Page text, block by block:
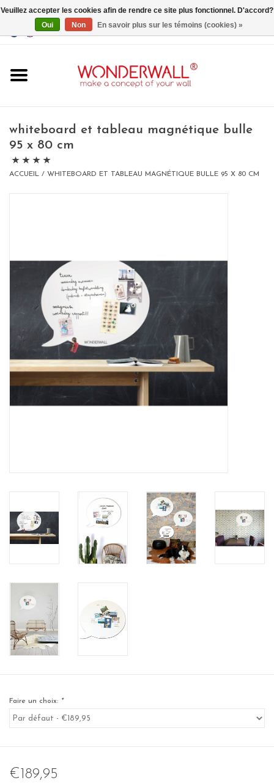
EUR/GBP
Un design personnalisé
Etagères Shelves
Rectangulaire, carrées, rondes
tableau magnétique
whiteboard et tableau magnétique bulle
95 x 80 cm
ACCUEIL / WHITEBOARD ET TABLEAU MAGNÉTIQUE BULLE 95 X 80 CM
Faire un choix: *
€189,95
Veuillez accepter les cookies afin de rendre ce site plus fonctionnel. D'accord?
Oui
Non En savoir plus sur les témoins (cookies) »